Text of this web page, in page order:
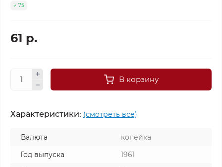
75
61 р.
В корзину
Характеристики: (смотреть все)
Валюта
копейка
Год выпуска
1961